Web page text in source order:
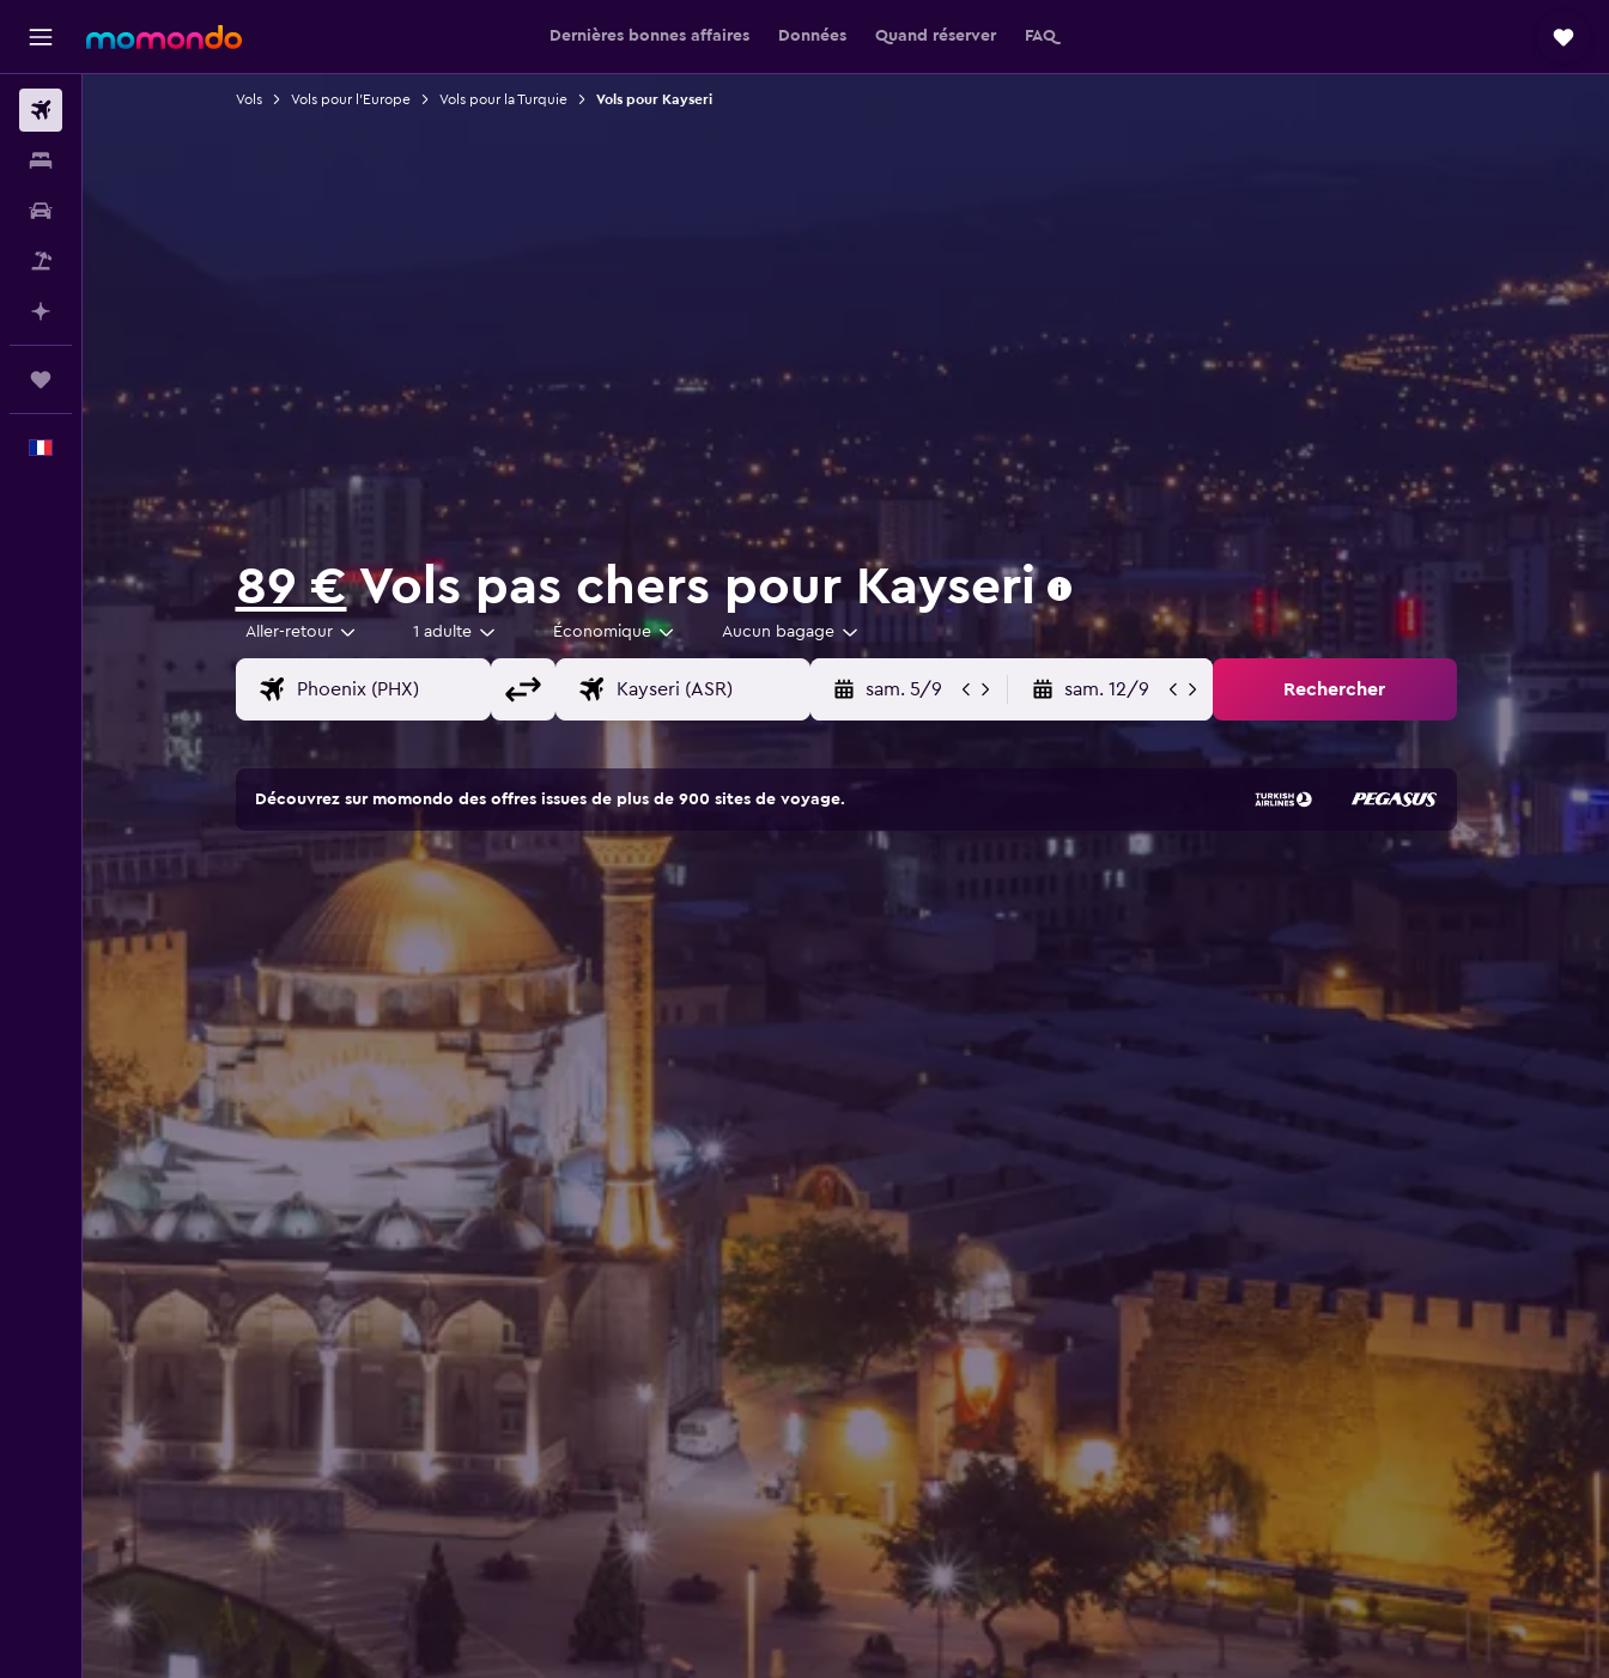
Dernières bonnes affaires Données Quand réserver FAQ
Vols Vols pour l'Europe Vols pour la Turquie Vols pour Kayseri
89 €Vols pas chers pour Kayseri
Aller-retour 1 adulte Économique Aucun bagage
sam. 5/9 sam. 12/9 Rechercher
Découvrez sur momondo des offres issues de plus de 900 sites de voyage.